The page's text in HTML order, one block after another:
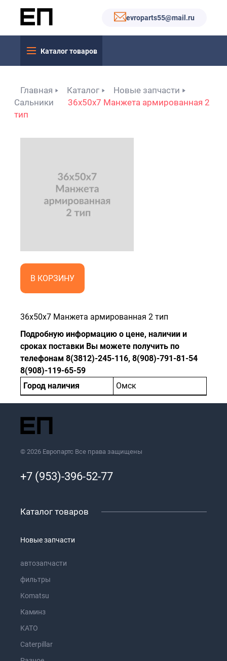
evroparts55@mail.ru
Каталог товаров
Главная Каталог
Новые запчасти
Сальники
36x50x7 Манжета армированная 2
тип
В КОРЗИНУ
36x50x7 Манжета армированная 2 тип
Подробную информацию о цене, наличии и
сроках поставки Вы можете получить по
телефонам 8(3812)-245-116, 8(908)-791-81-54
8(908)-119-65-59
Город наличия
Омск
© 2026 Европартс Все права защищены
+7 (953)-396-52-77
Каталог товаров
Новые запчасти
автозапчасти
фильтры
Komatsu
Каминз
KATO
Caterpillar